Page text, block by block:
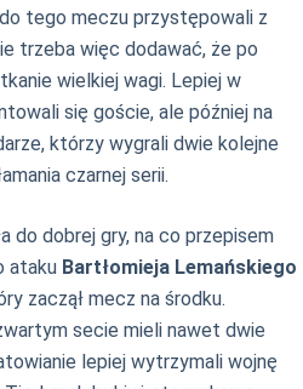
tego meczu przystępowali z
trzeba więc dodawać, że po
wielkiej wagi. Lepiej w
się goście, ale później na
którzy wygrali dwie kolejne
czarnej serii.
do dobrej gry, na co przepisem
ataku Bartłomieja Lemańskiego
zaczął mecz na środku.
secie mieli nawet dwie
lepiej wytrzymali wojnę